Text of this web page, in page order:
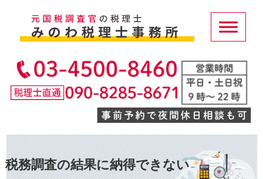
税務調査の結果に納得できない